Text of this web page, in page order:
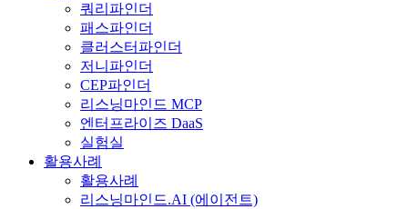
쿼리파인더
패스파인더
클러스터파인더
저니파인더
CEP파인더
리스닝마인드 MCP
엔터프라이즈 DaaS
실험실
활용사례
활용사례
리스닝마인드.AI (에이전트)